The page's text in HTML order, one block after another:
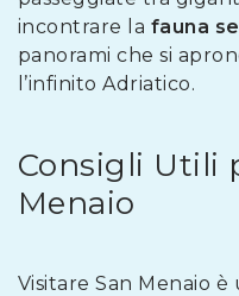
incontrare la fauna
panorami che si
l’infinito Adriatico.
Consigli Utili
Menaio
Visitare San Menaio è